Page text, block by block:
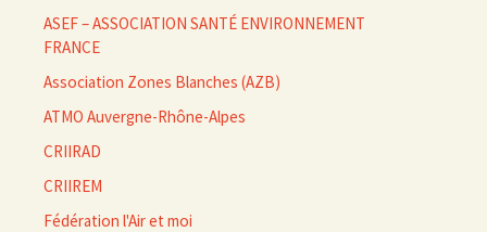
ASEF – ASSOCIATION SANTÉ ENVIRONNEMENT
FRANCE
Association Zones Blanches (AZB)
ATMO Auvergne-Rhône-Alpes
CRIIRAD
CRIIREM
Fédération l'Air et moi